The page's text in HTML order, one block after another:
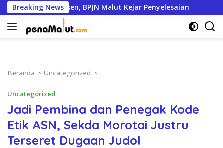
Langsung
ke
konten
Breaking News
95 Persen, BPJN Malut Kejar Penyelesaian
Beranda Uncategorized
Uncategorized
Jadi Pembina dan Penegak Kode
Etik ASN, Sekda Morotai Justru
Terseret Dugaan Judol